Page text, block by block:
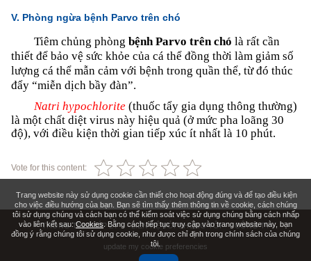
V. Phòng ngừa bệnh Parvo trên chó
Tiêm chủng phòng bệnh Parvo trên chó là rất cần
thiết để bảo vệ sức khỏe của cá thể đồng thời làm giảm số
lượng cá thể mẫn cảm với bệnh trong quần thể, từ đó thúc
đẩy “miễn dịch bầy đàn”.
Natri hypochlorite (thuốc tẩy gia dụng thông thường)
là một chất diệt virus này hiệu quả (ở mức pha loãng 30
độ), với điều kiện thời gian tiếp xúc ít nhất là 10 phút.
Vote for this content:
THÔNG TIN PHÁP LÝ LIÊN HỆ VỚI CHÚNG TÔI CÔNG TY
update my cookie preferencies
Trang website này sử dụng cookie cần thiết cho hoạt động đúng và để tạo điều kiện
cho việc điều hướng của bạn. Bạn sẽ tìm thấy thêm thông tin về cookie, cách chúng
tôi sử dụng chúng và cách bạn có thể kiểm soát việc sử dụng chúng bằng cách nhấp
vào liên kết sau:Cookies. Bằng cách tiếp tục truy cập vào trang website này, bạn
đồng ý rằng chúng tôi sử dụng cookie, như được chỉ định trong chính sách của chúng
tôi.